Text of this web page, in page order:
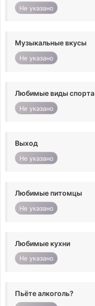
Не указано
Музыкальные вкусы
Не указано
Любимые виды спорта
Не указано
Выход
Не указано
Любимые питомцы
Не указано
Любимые кухни
Не указано
Пьёте алкоголь?